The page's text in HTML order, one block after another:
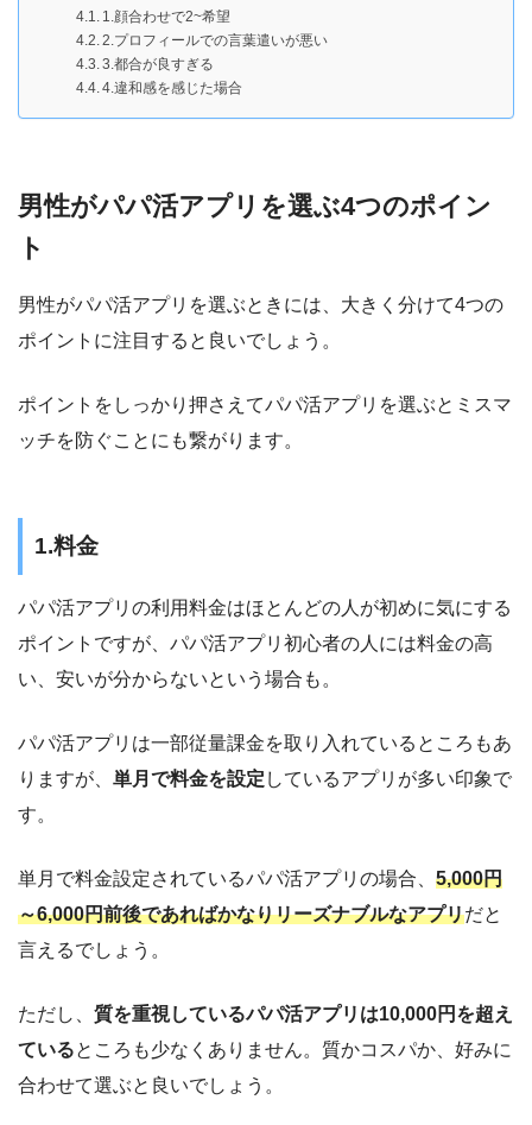
1.顔合わせで2~希望
2.プロフィールでの言葉遣いが悪い
3.都合が良すぎる
4.違和感を感じた場合
男性がパパ活アプリを選ぶ4つのポイン
ト
男性がパパ活アプリを選ぶときには、大きく分けて4つの
ポイントに注目すると良いでしょう。
ポイントをしっかり押さえてパパ活アプリを選ぶとミスマ
ッチを防ぐことにも繋がります。
1.料金
パパ活アプリの利用料金はほとんどの人が初めに気にする
ポイントですが、パパ活アプリ初心者の人には料金の高
い、安いが分からないという場合も。
パパ活アプリは一部従量課金を取り入れているところもあ
りますが、 単月で料金を設定 しているアプリが多い印象で
す。
単月で料金設定されているパパ活アプリの場合、 5,000円
～6,000円前後であればかなりリーズナブルなアプリだと
言えるでしょう。
ただし、 質を重視しているパパ活アプリは10,000円を超え
ているところも少なくありません。質かコスパか、好みに
合わせて選ぶと良いでしょう。